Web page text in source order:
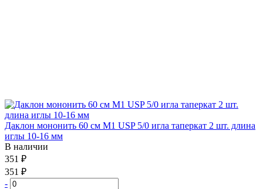
Даклон мононить 60 см М1 USP 5/0 игла таперкат 2 шт. длина
иглы 10-16 мм
В наличии
351 ₽
351 ₽
-